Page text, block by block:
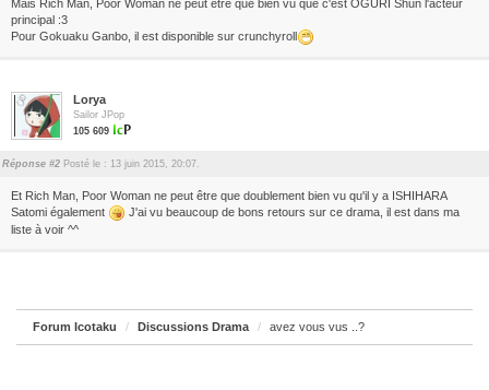
Mais Rich Man, Poor Woman ne peut être que bien vu que c'est OGURI Shun l'acteur
principal :3
Pour Gokuaku Ganbo, il est disponible sur crunchyroll
Lorya
Sailor JPop
105 609
Réponse #2 Posté le : 13 juin 2015, 20:07.
Et Rich Man, Poor Woman ne peut être que doublement bien vu qu'il y a ISHIHARA
Satomi également
J'ai vu beaucoup de bons retours sur ce drama, il est dans ma
liste à voir ^^
Forum Icotaku Discussions Drama avez vous vus ..?